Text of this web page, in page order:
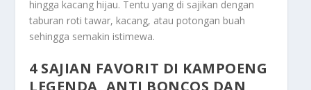
hingga kacang hijau. Tentu yang di sajikan dengan
taburan roti tawar, kacang, atau potongan buah
sehingga semakin istimewa.
4 SAJIAN FAVORIT DI KAMPOENG